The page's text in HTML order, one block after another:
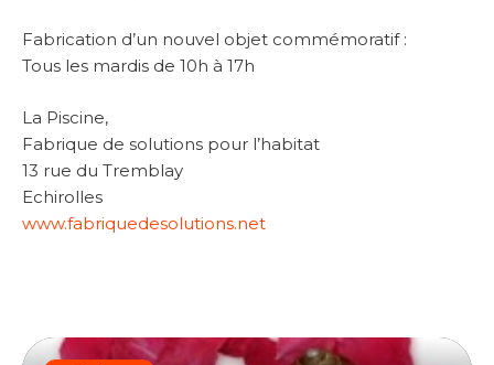
Fabrication d’un nouvel objet commémoratif :
Tous les mardis de 10h à 17h
La Piscine,
Fabrique de solutions pour l’habitat
13 rue du Tremblay
Echirolles
www.fabriquedesolutions.net